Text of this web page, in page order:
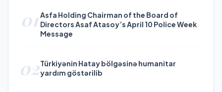
01Asfa Holding Chairman of the Board of
Directors Asaf Atasoy’s April 10 Police Week
Message
02Türkiyənin Hatay bölgəsinə humanitar
yardım göstərilib